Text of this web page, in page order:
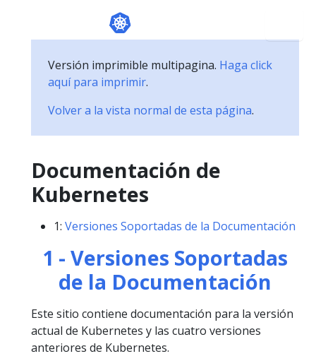
Versión imprimible multipagina. Haga click
aquí para imprimir.
Volver a la vista normal de esta página.
Documentación de
Kubernetes
1: Versiones Soportadas de la Documentación
1 - Versiones Soportadas
de la Documentación
Este sitio contiene documentación para la versión
actual de Kubernetes y las cuatro versiones
anteriores de Kubernetes.